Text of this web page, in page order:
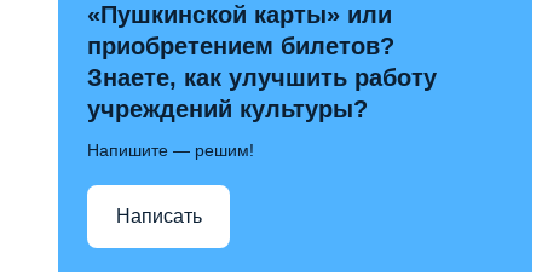
«Пушкинской карты» или
приобретением билетов?
Знаете, как улучшить работу
учреждений культуры?
Напишите — решим!
Написать